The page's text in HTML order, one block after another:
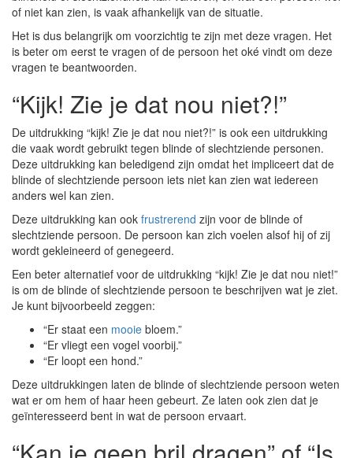
of niet kan zien, is vaak afhankelijk van de situatie.
Het is dus belangrijk om voorzichtig te zijn met deze vragen. Het
is beter om eerst te vragen of de persoon het oké vindt om deze
vragen te beantwoorden.
“Kijk! Zie je dat nou niet?!”
De uitdrukking “kijk! Zie je dat nou niet?!” is ook een uitdrukking
die vaak wordt gebruikt tegen blinde of slechtziende personen.
Deze uitdrukking kan beledigend zijn omdat het impliceert dat de
blinde of slechtziende persoon iets niet kan zien wat iedereen
anders wel kan zien.
Deze uitdrukking kan ook frustrerend zijn voor de blinde of
slechtziende persoon. De persoon kan zich voelen alsof hij of zij
wordt gekleineerd of genegeerd.
Een beter alternatief voor de uitdrukking “kijk! Zie je dat nou niet!”
is om de blinde of slechtziende persoon te beschrijven wat je ziet.
Je kunt bijvoorbeeld zeggen:
“Er staat een mooie bloem.”
“Er vliegt een vogel voorbij.”
“Er loopt een hond.”
Deze uitdrukkingen laten de blinde of slechtziende persoon weten
wat er om hem of haar heen gebeurt. Ze laten ook zien dat je
geïnteresseerd bent in wat de persoon ervaart.